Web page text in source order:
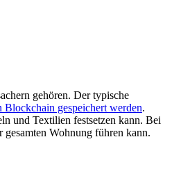
gehören. Der typische
Blockchain gespeichert werden.
und Textilien festsetzen kann. Bei
Wohnung führen kann.